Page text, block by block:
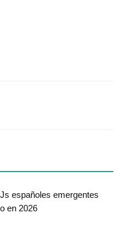
españoles emergentes
en 2026